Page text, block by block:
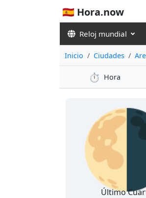
🇪🇸 Hora.now
Reloj mundial
Inicio Ciudades
⏱️ Hora
Último